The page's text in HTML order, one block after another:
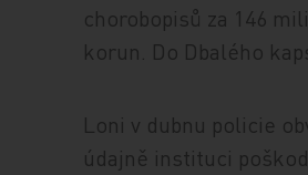
chorobopisů za 146
korun. Do Dbalého
Loni v dubnu policie
údajně instituci